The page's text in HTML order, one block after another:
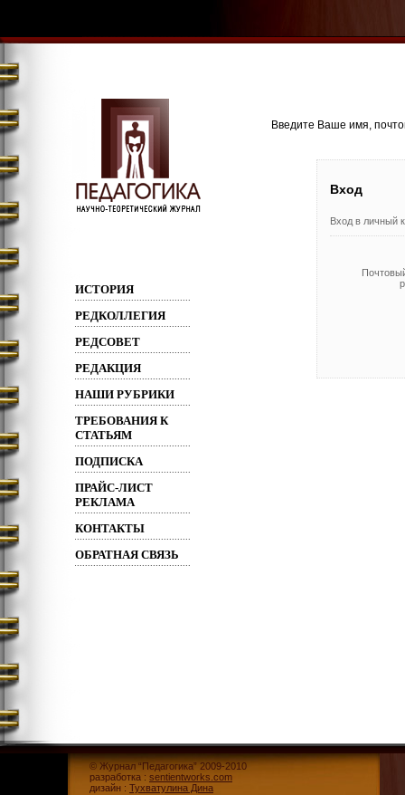
ИСТОРИЯ
РЕДКОЛЛЕГИЯ
РЕДСОВЕТ
РЕДАКЦИЯ
НАШИ РУБРИКИ
ТРЕБОВАНИЯ К
СТАТЬЯМ
ПОДПИСКА
ПРАЙС-ЛИСТ
РЕКЛАМА
КОНТАКТЫ
ОБРАТНАЯ СВЯЗЬ
Введите Ваше имя,
Вход
Вход в личный
© Журнал “Педагогика” 2009-2010
разработка : sentientworks.com
дизайн : Тухватулина Дина